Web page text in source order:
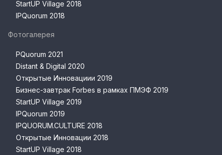
StartUP Village 2018
IPQuorum 2018
Фотогалерея
PQuorum 2021
Distant & Digital 2020
Открытые Инновациии 2019
Бизнес-завтрак Forbes в рамках ПМЭФ 2019
StartUP Village 2019
IPQuorum 2019
IPQUORUM.CULTURE 2018
Открытые Инновации 2018
StartUP Village 2018